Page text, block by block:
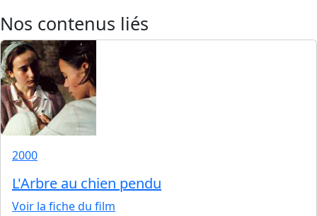
Nos contenus liés
2000
L'Arbre au chien pendu
Voir la fiche du film